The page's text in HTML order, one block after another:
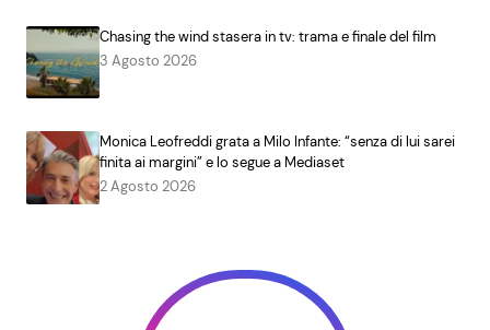
Chasing the wind stasera in tv: trama e finale del film
3 Agosto 2026
Monica Leofreddi grata a Milo Infante: “senza di lui sarei
finita ai margini” e lo segue a Mediaset
2 Agosto 2026